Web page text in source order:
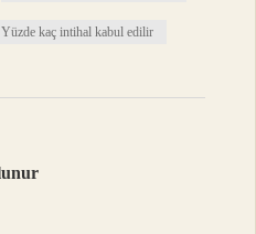
Yüzde kaç intihal kabul edilir